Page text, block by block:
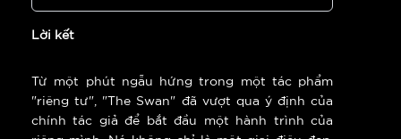
Lời kết
Từ một phút ngẫu hứng trong một tác phẩm
"riêng tư", "The Swan" đã vượt qua ý định của
chính tác giả để bắt đầu một hành trình của